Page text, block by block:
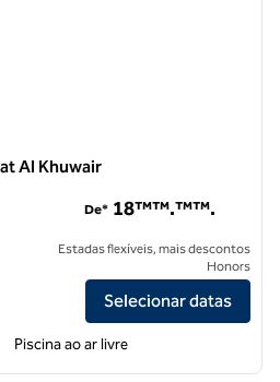
Al Khuwair
Garden Inn Muscat Al Khuwair
De* 18™™.™™.
Estadas flexíveis, mais descontos
Honors
Selecionar datas
Piscina ao ar livre